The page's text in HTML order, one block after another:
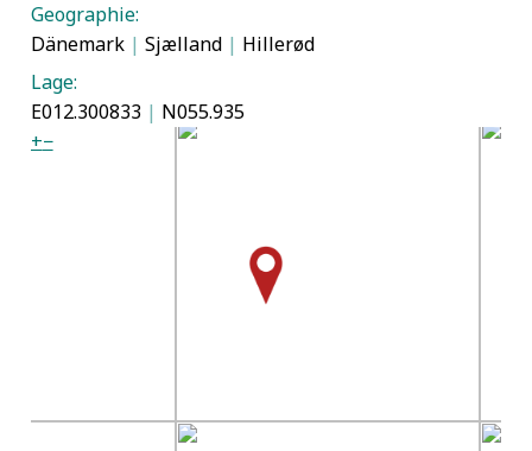
Geographie:
Dänemark | Sjælland | Hillerød
Lage:
E012.300833 | N055.935
+−